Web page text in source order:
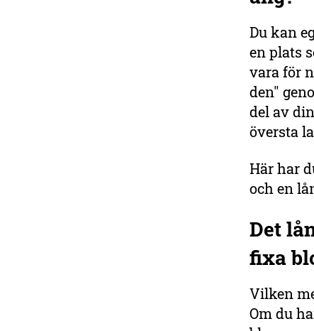
Du kan
en plats
vara för
den"
del av
översta
Här har
och en
Det
fixa
Vilken
Om du